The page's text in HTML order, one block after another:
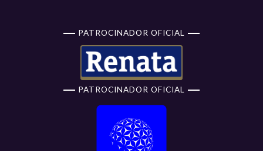
PATROCINADOR OFICIAL
PATROCINADOR OFICIAL